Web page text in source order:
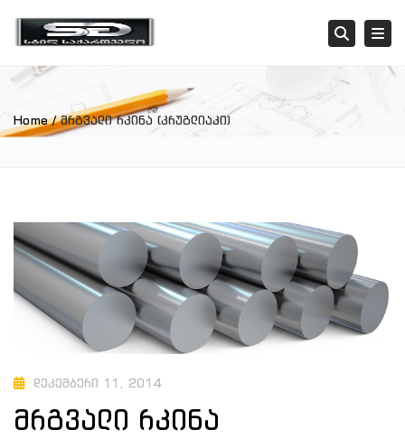
Home მრგვალი რკინა (კრუგლიაკი)
დეკემბერი 11, 2014
მრგვალი რკინა